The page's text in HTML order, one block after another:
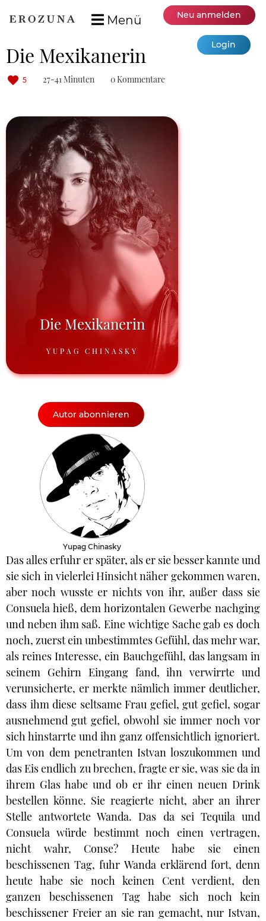
Menü Neu anmelden
Login
Die Mexikanerin
5 27-41 Minuten 0 Kommentare
Die Mexikanerin
YUPAG CHINASKY
Autor abonnieren
Yupag Chinasky
Das alles erfuhr er später, als er sie besser kannte und
sie sich in vielerlei Hinsicht näher gekommen waren,
aber noch wusste er nichts von ihr, außer dass sie
Consuela hieß, dem horizontalen Gewerbe nachging
und neben ihm saß. Eine wichtige Sache gab es doch
noch, zuerst ein unbestimmtes Gefühl, das mehr war,
als reines Interesse, ein Bauchgefühl, das langsam in
seinem Gehirn Eingang fand, ihn verwirrte und
verunsicherte, er merkte nämlich immer deutlicher,
dass ihm diese seltsame Frau gefiel, gut gefiel, sogar
ausnehmend gut gefiel, obwohl sie immer noch vor
sich hinstarrte und ihn ganz offensichtlich ignoriert.
Um von dem penetranten Istvan loszukommen und
das Eis endlich zu brechen, fragte er sie, was sie da in
ihrem Glas habe und ob er ihr einen neuen Drink
bestellen könne. Sie reagierte nicht, aber an ihrer
Stelle antwortete Wanda. Das da sei Tequila und
Consuela würde bestimmt noch einen vertragen,
nicht wahr, Conse? Heute habe sie einen
beschissenen Tag, fuhr Wanda erklärend fort, denn
heute habe sie noch keinen Cent verdient, den
ganzen beschissenen Tag habe sich noch kein
beschissener Freier an sie ran gemacht, nur Istvan,